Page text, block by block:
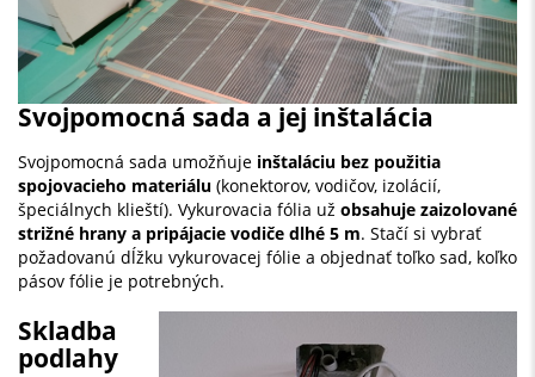
Svojpomocná sada a jej inštalácia
Svojpomocná sada umožňuje inštaláciu bez použitia
spojovacieho materiálu (konektorov, vodičov, izolácií,
špeciálnych klieští). Vykurovacia fólia už obsahuje zaizolované
strižné hrany a pripájacie vodiče dlhé 5 m. Stačí si vybrať
požadovanú dĺžku vykurovacej fólie a objednať toľko sad, koľko
pásov fólie je potrebných.
Skladba
podlahy